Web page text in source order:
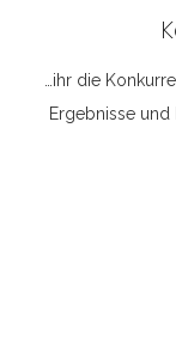
…ihr die
Ergebnisse